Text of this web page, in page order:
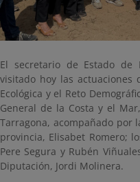
El secretario de Estado de
visitado hoy las
Ecológica y el Reto
General de la Costa y el
Tarragona, acompañado por
provincia, Elisabet Romero;
Pere Segura y Rubén
Diputación, Jordi Molinera.